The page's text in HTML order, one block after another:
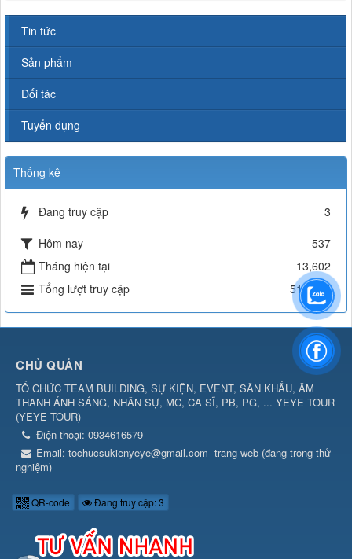
Tin tức
Sản phẩm
Đối tác
Tuyển dụng
Thống kê
Đang truy cập
3
Hôm nay
537
Tháng hiện tại
13,602
Tổng lượt truy cập
514,564
CHỦ QUẢN
TỔ CHỨC TEAM BUILDING, SỰ KIỆN, EVENT, SÂN KHẤU, ÂM
THANH ÁNH SÁNG, NHÂN SỰ, MC, CA SĨ, PB, PG, ... YEYE TOUR
(YEYE TOUR)
Điện thoại: 0934616579
Email: tochucsukienyeye@gmail.com trang web (đang trong thử
nghiệm)
QR-code Đang truy cập: 3